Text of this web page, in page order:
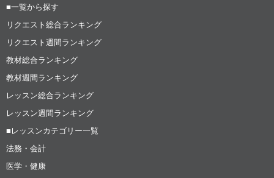
■一覧から探す
リクエスト総合ランキング
リクエスト週間ランキング
教材総合ランキング
教材週間ランキング
レッスン総合ランキング
レッスン週間ランキング
■レッスンカテゴリー一覧
法務・会計
医学・健康